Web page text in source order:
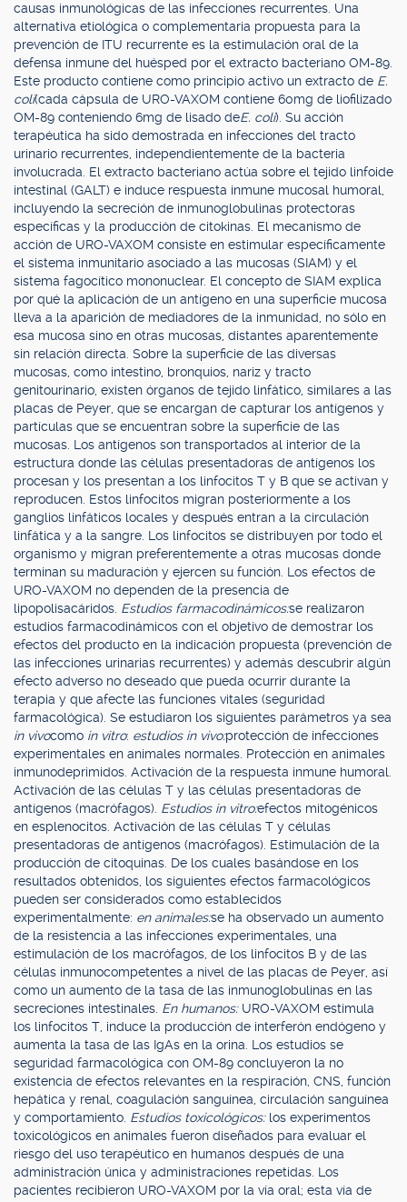
causas inmunológicas de las infecciones recurrentes. Una
alternativa etiológica o complementaria propuesta para la
prevención de ITU recurrente es la estimulación oral de la
defensa inmune del huésped por el extracto bacteriano OM-89.
Este producto contiene como principio activo un extracto de E.
coli(cada cápsula de URO-VAXOM contiene 60mg de liofilizado
OM-89 conteniendo 6mg de lisado deE. coli). Su acción
terapéutica ha sido demostrada en infecciones del tracto
urinario recurrentes, independientemente de la bacteria
involucrada. El extracto bacteriano actúa sobre el tejido linfoide
intestinal (GALT) e induce respuesta inmune mucosal humoral,
incluyendo la secreción de inmunoglobulinas protectoras
específicas y la producción de citokinas. El mecanismo de
acción de URO-VAXOM consiste en estimular específicamente
el sistema inmunitario asociado a las mucosas (SIAM) y el
sistema fagocítico mononuclear. El concepto de SIAM explica
por qué la aplicación de un antígeno en una superficie mucosa
lleva a la aparición de mediadores de la inmunidad, no sólo en
esa mucosa sino en otras mucosas, distantes aparentemente
sin relación directa. Sobre la superficie de las diversas
mucosas, como intestino, bronquios, nariz y tracto
genitourinario, existen órganos de tejido linfático, similares a las
placas de Peyer, que se encargan de capturar los antígenos y
partículas que se encuentran sobre la superficie de las
mucosas. Los antígenos son transportados al interior de la
estructura donde las células presentadoras de antígenos los
procesan y los presentan a los linfocitos T y B que se activan y
reproducen. Estos linfocitos migran posteriormente a los
ganglios linfáticos locales y después entran a la circulación
linfática y a la sangre. Los linfocitos se distribuyen por todo el
organismo y migran preferentemente a otras mucosas donde
terminan su maduración y ejercen su función. Los efectos de
URO-VAXOM no dependen de la presencia de
lipopolisacáridos. Estudios farmacodinámicos:se realizaron
estudios farmacodinámicos con el objetivo de demostrar los
efectos del producto en la indicación propuesta (prevención de
las infecciones urinarias recurrentes) y además descubrir algún
efecto adverso no deseado que pueda ocurrir durante la
terapia y que afecte las funciones vitales (seguridad
farmacológica). Se estudiaron los siguientes parámetros ya sea
in vivocomo in vitro: estudios in vivo:protección de infecciones
experimentales en animales normales. Protección en animales
inmunodeprimidos. Activación de la respuesta inmune humoral.
Activación de las células T y las células presentadoras de
antígenos (macrófagos). Estudios in vitro:efectos mitogénicos
en esplenocitos. Activación de las células T y células
presentadoras de antígenos (macrófagos). Estimulación de la
producción de citoquinas. De los cuales basándose en los
resultados obtenidos, los siguientes efectos farmacológicos
pueden ser considerados como establecidos
experimentalmente: en animales:se ha observado un aumento
de la resistencia a las infecciones experimentales, una
estimulación de los macrófagos, de los linfocitos B y de las
células inmunocompetentes a nivel de las placas de Peyer, así
como un aumento de la tasa de las inmunoglobulinas en las
secreciones intestinales. En humanos: URO-VAXOM estimula
los linfocitos T, induce la producción de interferón endógeno y
aumenta la tasa de las IgAs en la orina. Los estudios se
seguridad farmacológica con OM-89 concluyeron la no
existencia de efectos relevantes en la respiración, CNS, función
hepática y renal, coagulación sanguínea, circulación sanguínea
y comportamiento. Estudios toxicológicos: los experimentos
toxicológicos en animales fueron diseñados para evaluar el
riesgo del uso terapéutico en humanos después de una
administración única y administraciones repetidas. Los
pacientes recibieron URO-VAXOM por la vía oral; esta vía de